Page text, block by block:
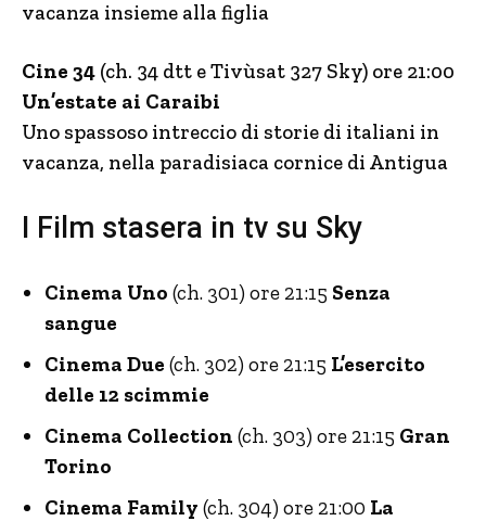
vacanza insieme alla figlia
Cine 34 (ch. 34 dtt e Tivùsat 327 Sky) ore 21:00
Un’estate ai Caraibi
Uno spassoso intreccio di storie di italiani in
vacanza, nella paradisiaca cornice di Antigua
I Film stasera in tv su Sky
Cinema Uno (ch. 301) ore 21:15 Senza
sangue
Cinema Due (ch. 302) ore 21:15 L’esercito
delle 12 scimmie
Cinema Collection (ch. 303) ore 21:15 Gran
Torino
Cinema Family (ch. 304) ore 21:00 La